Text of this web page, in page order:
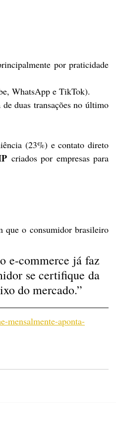
por praticidade
WhatsApp e TikTok).
duas transações no último
(23%) e contato direto
criados por empresas para
que o consumidor brasileiro
e-commerce já faz
se certifique da
do mercado.”
mensalmente-aponta-